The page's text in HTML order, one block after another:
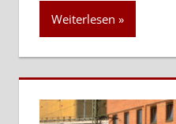
Weiterlesen